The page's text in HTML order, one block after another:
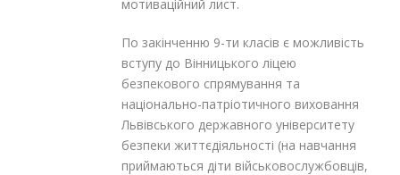
мотиваційний лист.
По закінченню 9-ти класів є можливість
вступу до Вінницького ліцею
безпекового спрямування та
національно-патріотичного виховання
Львівського державного університету
безпеки життєдіяльності (на навчання
приймаються діти військовослужбовців,